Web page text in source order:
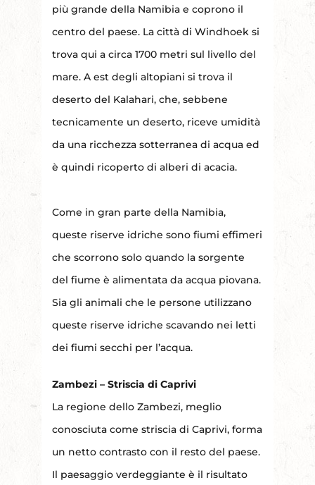
più grande della Namibia e coprono il
centro del paese. La città di Windhoek si
trova qui a circa 1700 metri sul livello del
mare. A est degli altopiani si trova il
deserto del Kalahari, che, sebbene
tecnicamente un deserto, riceve umidità
da una ricchezza sotterranea di acqua ed
è quindi ricoperto di alberi di acacia.
Come in gran parte della Namibia,
queste riserve idriche sono fiumi effimeri
che scorrono solo quando la sorgente
del fiume è alimentata da acqua piovana.
Sia gli animali che le persone utilizzano
queste riserve idriche scavando nei letti
dei fiumi secchi per l’acqua.
Zambezi – Striscia di Caprivi
La regione dello Zambezi, meglio
conosciuta come striscia di Caprivi, forma
un netto contrasto con il resto del paese.
Il paesaggio verdeggiante è il risultato